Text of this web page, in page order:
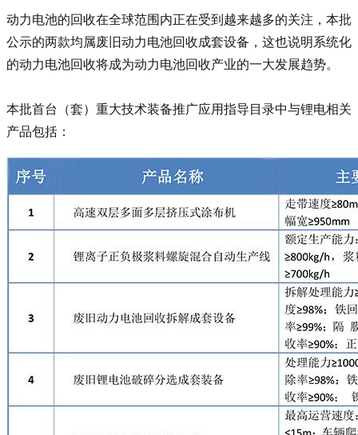
动力电池的回收在全球范围内正在受到越来越多的关注，本批
公示的两款均属废旧动力电池回收成套设备，这也说明系统化
的动力电池回收将成为动力电池回收产业的一大发展趋势。
本批首台（套）重大技术装备推广应用指导目录中与锂电相关
产品包括：